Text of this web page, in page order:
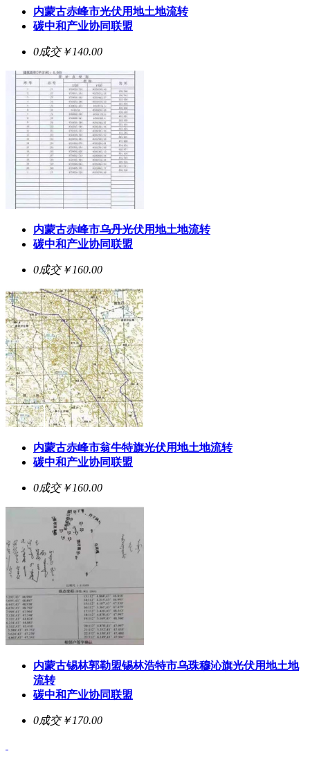
内蒙古赤峰市光伏用地土地流转
碳中和产业协同联盟
0成交￥140.00
内蒙古赤峰市乌丹光伏用地土地流转
碳中和产业协同联盟
0成交￥160.00
内蒙古赤峰市翁牛特旗光伏用地土地流转
碳中和产业协同联盟
0成交￥160.00
内蒙古锡林郭勒盟锡林浩特市乌珠穆沁旗光伏用地土地
流转
碳中和产业协同联盟
0成交￥170.00